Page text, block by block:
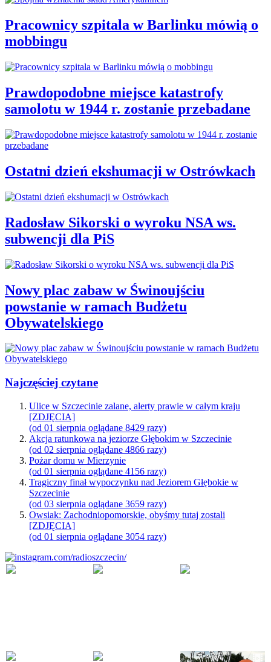
Pracownicy szpitala w Barlinku mówią o
mobbingu
Prawdopodobne miejsce katastrofy
samolotu w 1944 r. zostanie przebadane
Ostatni dzień ekshumacji w Ostrówkach
Radosław Sikorski o wyroku NSA ws.
subwencji dla PiS
Nowy plac zabaw w Świnoujściu
powstanie w ramach Budżetu
Obywatelskiego
Najczęściej czytane
Ulice w Szczecinie zalane, alerty prawie w całym kraju
[ZDJĘCIA]
(od 01 sierpnia oglądane 8429 razy)
Akcja ratunkowa na jeziorze Głębokim w Szczecinie
(od 02 sierpnia oglądane 4866 razy)
Pożar domu w Mierzynie
(od 01 sierpnia oglądane 4156 razy)
Tragiczny finał wypoczynku nad Jeziorem Głębokie w
Szczecinie
(od 03 sierpnia oglądane 3659 razy)
Owsiak: Zachodniopomorskie, obyśmy tutaj zostali
[ZDJĘCIA]
(od 01 sierpnia oglądane 3054 razy)